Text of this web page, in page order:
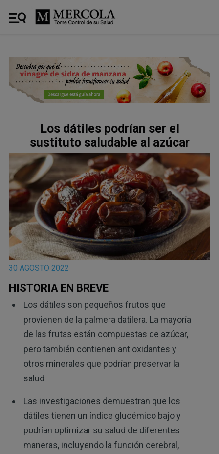
Los dátiles podrían ser el
sustituto saludable al azúcar
30 AGOSTO 2022
HISTORIA EN BREVE
Los dátiles son pequeños frutos que
provienen de la palmera datilera. La mayoría
de las frutas están compuestas de azúcar,
pero también contienen antioxidantes y
otros minerales que podrían preservar la
salud
Las investigaciones demuestran que los
dátiles tienen un índice glucémico bajo y
podrían optimizar su salud de diferentes
maneras, incluyendo la función cerebral,